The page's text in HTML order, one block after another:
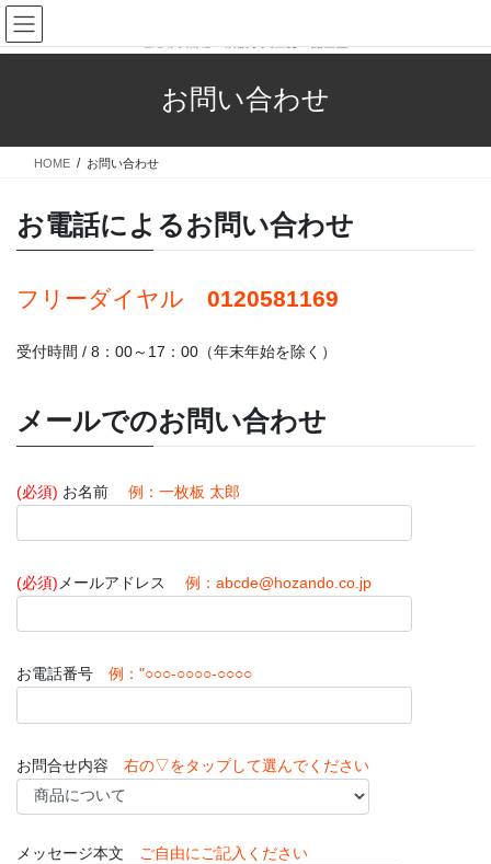
コ
ン
テ
ス
ナ
ビ
ゲ
ン
お問い合わせ
HOME お問い合わせ
お電話によるお問い合わせ
フリーダイヤル 0120581169
受付時間 / 8：00～17：00（年末年始を除く）
メールでのお問い合わせ
(必須) お名前 例：一枚板 太郎
(必須) メールアドレス 例：abcde@hozando.co.jp
お電話番号 例："○○○-○○○○-○○○○
お問合せ内容 右の▽をタップして選んでください
メッセージ本文 ご自由にご記入ください